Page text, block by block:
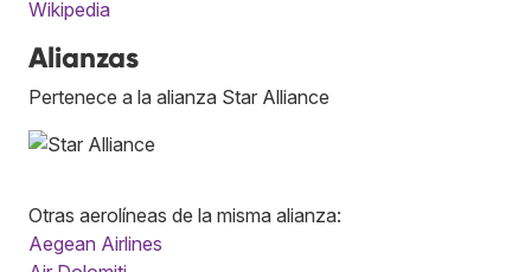
Wikipedia
Alianzas
Pertenece a la alianza Star Alliance
Otras aerolíneas de la misma alianza:
Aegean Airlines